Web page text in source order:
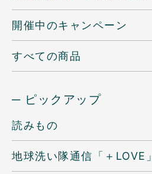
開催中のキャンペーン
すべての商品
─ ピックアップ
読みもの
地球洗い隊通信「＋LOVE」